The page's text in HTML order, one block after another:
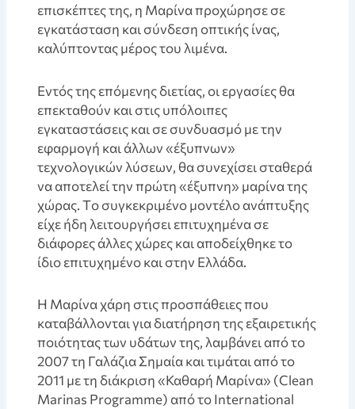
επισκέπτες της, η Μαρίνα προχώρησε σε
εγκατάσταση και σύνδεση οπτικής ίνας,
καλύπτοντας μέρος του λιμένα.
Εντός της επόμενης διετίας, οι εργασίες θα
επεκταθούν και στις υπόλοιπες
εγκαταστάσεις και σε συνδυασμό με την
εφαρμογή και άλλων «έξυπνων»
τεχνολογικών λύσεων, θα συνεχίσει σταθερά
να αποτελεί την πρώτη «έξυπνη» μαρίνα της
χώρας. Tο συγκεκριμένο μοντέλο ανάπτυξης
είχε ήδη λειτουργήσει επιτυχημένα σε
διάφορες άλλες χώρες και αποδείχθηκε το
ίδιο επιτυχημένο και στην Ελλάδα.
Η Μαρίνα χάρη στις προσπάθειες που
καταβάλλονται για διατήρηση της εξαιρετικής
ποιότητας των υδάτων της, λαμβάνει από το
2007 τη Γαλάζια Σημαία και τιμάται από το
2011 με τη διάκριση «Καθαρή Μαρίνα» (Clean
Marinas Programme) από το International